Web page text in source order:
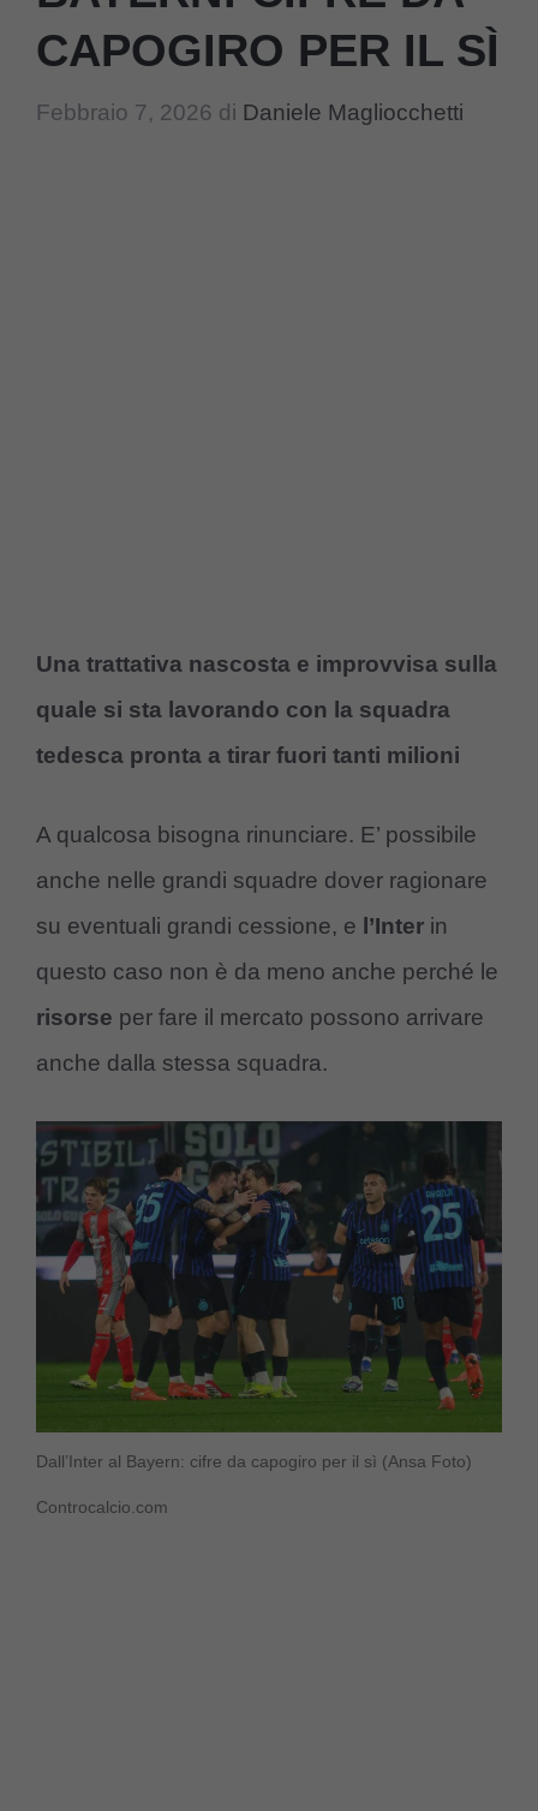
CAPOGIRO PER IL SÌ
Febbraio 7, 2026 di Daniele Magliocchetti
Una trattativa nascosta e improvvisa sulla
quale si sta lavorando con la squadra
tedesca pronta a tirar fuori tanti milioni
A qualcosa bisogna rinunciare. E’ possibile
anche nelle grandi squadre dover ragionare
su eventuali grandi cessione, e l’Inter in
questo caso non è da meno anche perché le
risorse per fare il mercato possono arrivare
anche dalla stessa squadra.
Dall’Inter al Bayern: cifre da capogiro per il sì (Ansa Foto)
Controcalcio.com